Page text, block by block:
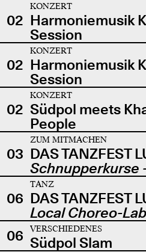
02
KONZERT
Harmoniemusik
Session
02
KONZERT
Harmoniemusik
Session
02
KONZERT
Südpol meets
People
03
ZUM MITMACHEN
DAS TANZFEST
Schnupperkurse
06
TANZ
DAS TANZFEST
Local Choreo-Lab
06
VERSCHIEDENES
Südpol Slam